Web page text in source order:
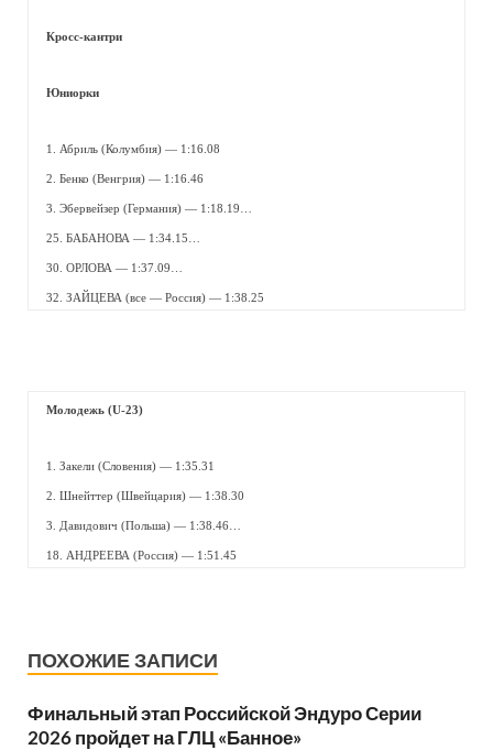
Кросс-кантри
Юниорки
1. Абриль (Колумбия) — 1:16.08
2. Бенко (Венгрия) — 1:16.46
3. Эбервейзер (Германия) — 1:18.19…
25. БАБАНОВА — 1:34.15…
30. ОРЛОВА — 1:37.09…
32. ЗАЙЦЕВА (все — Россия) — 1:38.25
Молодежь (U-23)
1. Закели (Словения) — 1:35.31
2. Шнейттер (Швейцария) — 1:38.30
3. Давидович (Польша) — 1:38.46…
18. АНДРЕЕВА (Россия) — 1:51.45
ПОХОЖИЕ ЗАПИСИ
Финальный этап Российской Эндуро Серии
2026 пройдет на ГЛЦ «Банное»